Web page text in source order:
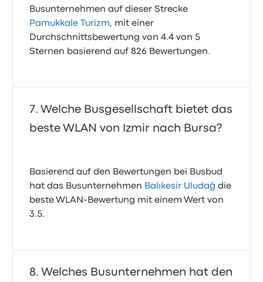
Busunternehmen auf dieser Strecke
Pamukkale Turizm, mit einer
Durchschnittsbewertung von 4.4 von 5
Sternen basierend auf 826 Bewertungen.
Welche Busgesellschaft bietet das
beste WLAN von Izmir nach Bursa?
Basierend auf den Bewertungen bei Busbud
hat das Busunternehmen Balıkesir Uludağ die
beste WLAN-Bewertung mit einem Wert von
3.5.
Welches Busunternehmen hat den